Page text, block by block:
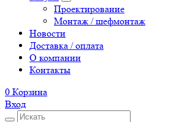
Проектирование
Монтаж / шефмонтаж
Новости
Доставка / оплата
О компании
Контакты
0 Корзина
Вход